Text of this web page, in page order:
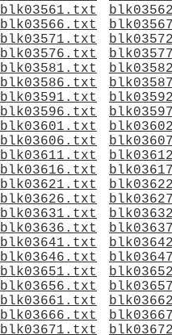
blk03561.txt
blk03566.txt
blk03571.txt
blk03576.txt
blk03581.txt
blk03586.txt
blk03591.txt
blk03596.txt
blk03601.txt
blk03606.txt
blk03611.txt
blk03616.txt
blk03621.txt
blk03626.txt
blk03631.txt
blk03636.txt
blk03641.txt
blk03646.txt
blk03651.txt
blk03656.txt
blk03661.txt
blk03666.txt
blk03671.txt